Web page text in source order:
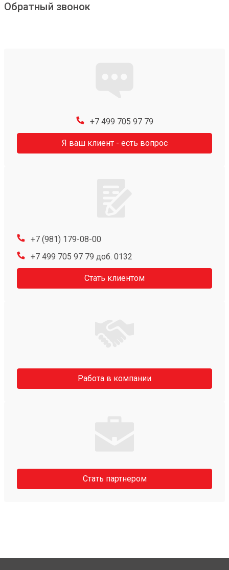
Обратный звонок
+7 499 705 97 79
Я ваш клиент - есть вопрос
+7 (981) 179-08-00
+7 499 705 97 79 доб. 0132
Стать клиентом
Работа в компании
Стать партнером